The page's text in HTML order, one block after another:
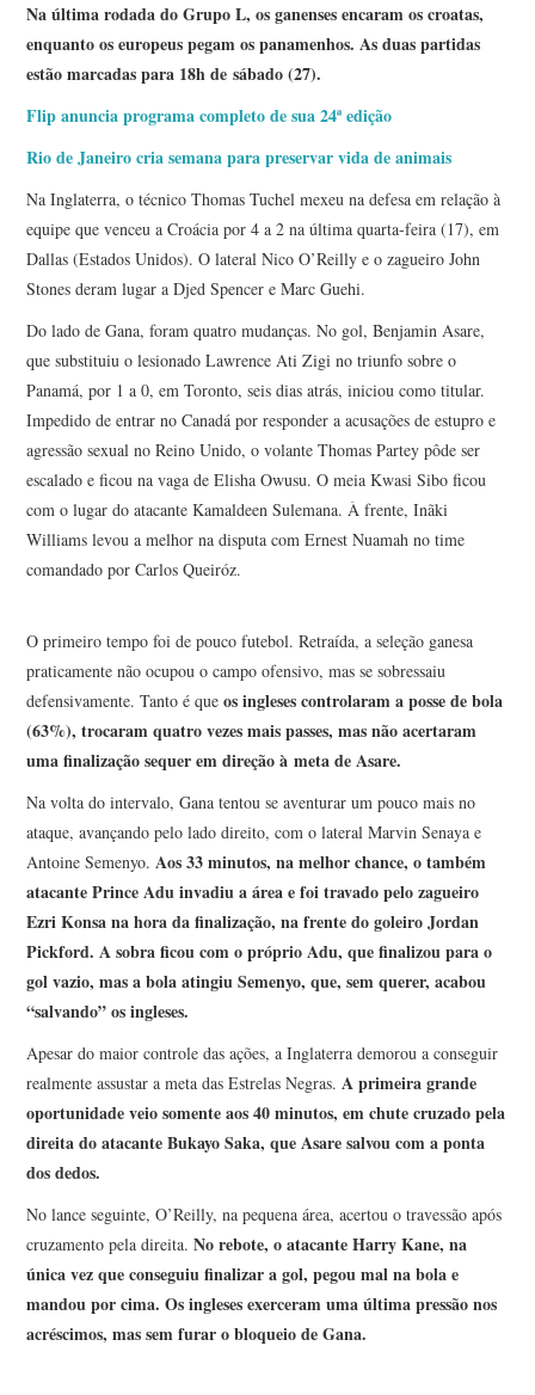
Na última rodada do Grupo L, os ganenses encaram os croatas,
enquanto os europeus pegam os panamenhos. As duas partidas
estão marcadas para 18h de sábado (27).
Flip anuncia programa completo de sua 24ª edição
Rio de Janeiro cria semana para preservar vida de animais
Na Inglaterra, o técnico Thomas Tuchel mexeu na defesa em relação à
equipe que venceu a Croácia por 4 a 2 na última quarta-feira (17), em
Dallas (Estados Unidos). O lateral Nico O’Reilly e o zagueiro John
Stones deram lugar a Djed Spencer e Marc Guehi.
Do lado de Gana, foram quatro mudanças. No gol, Benjamin Asare,
que substituiu o lesionado Lawrence Ati Zigi no triunfo sobre o
Panamá, por 1 a 0, em Toronto, seis dias atrás, iniciou como titular.
Impedido de entrar no Canadá por responder a acusações de estupro e
agressão sexual no Reino Unido, o volante Thomas Partey pôde ser
escalado e ficou na vaga de Elisha Owusu. O meia Kwasi Sibo ficou
com o lugar do atacante Kamaldeen Sulemana. À frente, Inãki
Williams levou a melhor na disputa com Ernest Nuamah no time
comandado por Carlos Queiróz.
O primeiro tempo foi de pouco futebol. Retraída, a seleção ganesa
praticamente não ocupou o campo ofensivo, mas se sobressaiu
defensivamente. Tanto é queos ingleses controlaram a posse de bola
(63%), trocaram quatro vezes mais passes, mas não acertaram
uma finalização sequer em direção à meta de Asare.
Na volta do intervalo, Gana tentou se aventurar um pouco mais no
ataque, avançando pelo lado direito, com o lateral Marvin Senaya e
Antoine Semenyo.Aos 33 minutos, na melhor chance, o também
atacante Prince Adu invadiu a área e foi travado pelo zagueiro
Ezri Konsa na hora da finalização, na frente do goleiro Jordan
Pickford. A sobra ficou com o próprio Adu, que finalizou para o
gol vazio, mas a bola atingiu Semenyo, que, sem querer, acabou
“salvando” os ingleses.
Apesar do maior controle das ações, a Inglaterra demorou a conseguir
realmente assustar a meta das Estrelas Negras. A primeira grande
oportunidade veio somente aos 40 minutos, em chute cruzado pela
direita do atacante Bukayo Saka, que Asare salvou com a ponta
dos dedos.
No lance seguinte, O’Reilly, na pequena área, acertou o travessão após
cruzamento pela direita.No rebote, o atacante Harry Kane, na
única vez que conseguiu finalizar a gol, pegou mal na bola e
mandou por cima. Os ingleses exerceram uma última pressão nos
acréscimos, mas sem furar o bloqueio de Gana.